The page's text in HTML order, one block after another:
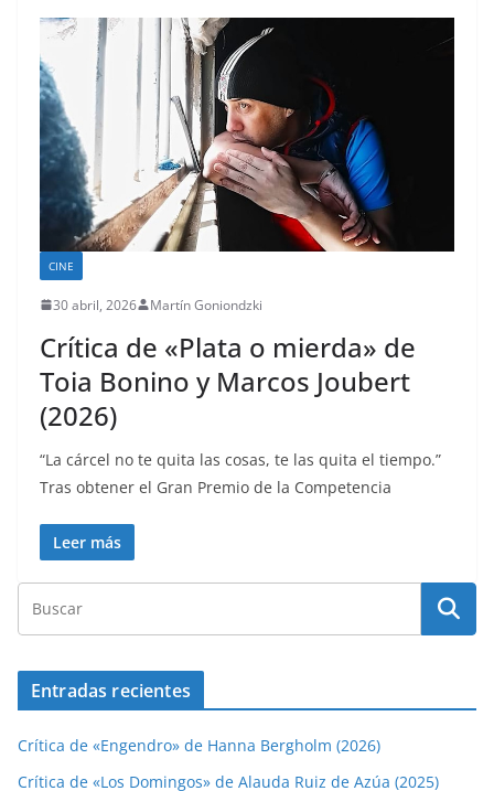
CINE
30 abril, 2026 Martín Goniondzki
Crítica de «Plata o mierda» de
Toia Bonino y Marcos Joubert
(2026)
“La cárcel no te quita las cosas, te las quita el tiempo.”
Tras obtener el Gran Premio de la Competencia
Leer más
Entradas recientes
Crítica de «Engendro» de Hanna Bergholm (2026)
Crítica de «Los Domingos» de Alauda Ruiz de Azúa (2025)